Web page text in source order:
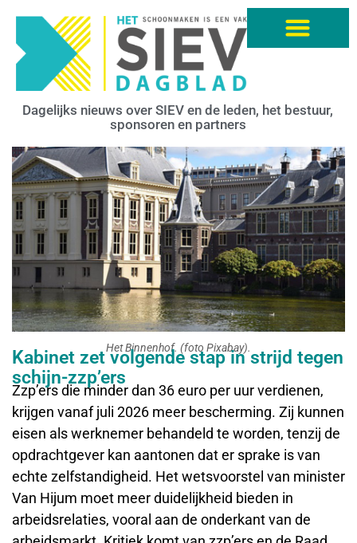
Dagelijks nieuws over SIEV en de leden, het bestuur,
sponsoren en partners
Het Binnenhof. (foto Pixabay).
Kabinet zet volgende stap in strijd tegen
schijn-zzp’ers
Zzp’ers die minder dan 36 euro per uur verdienen,
krijgen vanaf juli 2026 meer bescherming. Zij kunnen
eisen als werknemer behandeld te worden, tenzij de
opdrachtgever kan aantonen dat er sprake is van
echte zelfstandigheid. Het wetsvoorstel van minister
Van Hijum moet meer duidelijkheid bieden in
arbeidsrelaties, vooral aan de onderkant van de